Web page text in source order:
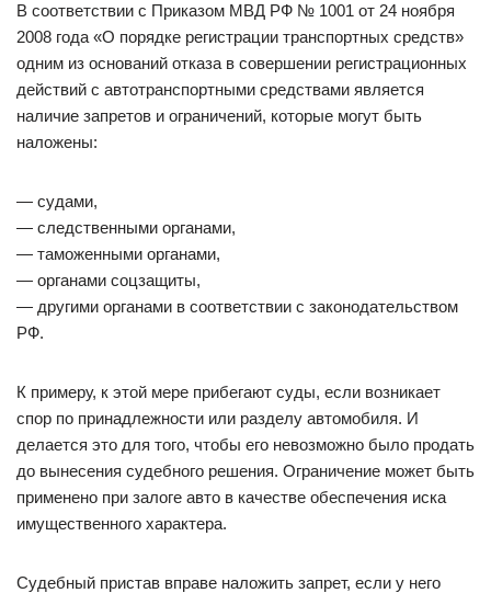
В соответствии с Приказом МВД РФ № 1001 от 24 ноября
2008 года «О порядке регистрации транспортных средств»
одним из оснований отказа в совершении регистрационных
действий с автотранспортными средствами является
наличие запретов и ограничений, которые могут быть
наложены:
— судами,
— следственными органами,
— таможенными органами,
— органами соцзащиты,
— другими органами в соответствии с законодательством
РФ.
К примеру, к этой мере прибегают суды, если возникает
спор по принадлежности или разделу автомобиля. И
делается это для того, чтобы его невозможно было продать
до вынесения судебного решения. Ограничение может быть
применено при залоге авто в качестве обеспечения иска
имущественного характера.
Судебный пристав вправе наложить запрет, если у него